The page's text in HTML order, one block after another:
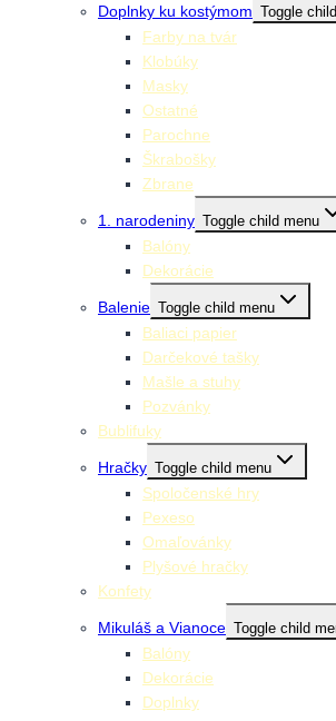
Doplnky ku kostýmom Toggle
Farby na tvár
Klobúky
Masky
Ostatné
Parochne
Škrabošky
Zbrane
1. narodeniny Toggle child menu
Balóny
Dekorácie
Balenie Toggle child menu
Baliaci papier
Darčekové tašky
Mašle a stuhy
Pozvánky
Bublifuky
Hračky Toggle child menu
Spoločenské hry
Pexeso
Omaľovánky
Plyšové hračky
Konfety
Mikuláš a Vianoce Toggle child
Balóny
Dekorácie
Doplnky